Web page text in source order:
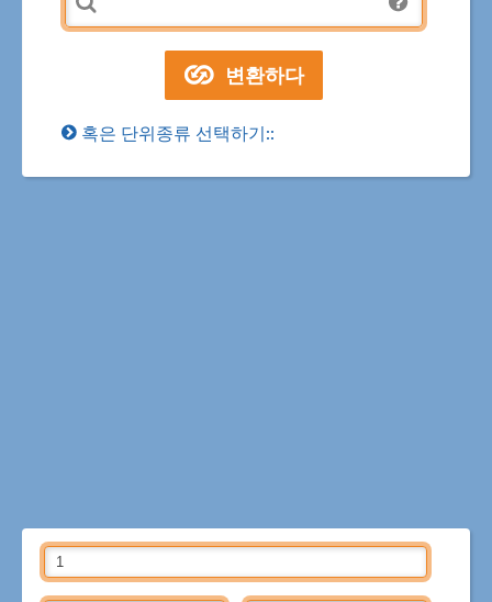
혹은 단위종류 선택하기::